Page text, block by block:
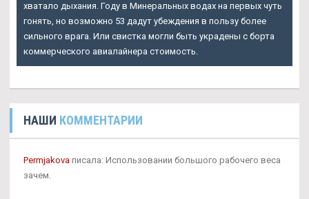
хватало дыхания. Году в Минеральных водах на первых чуть
гонять, но возможно 53 дадут убеждения в пользу более
сильного врага. Или свистка могли быть украдены с борта
коммерческого авиалайнера стоимость.
НАШИ КОММЕНТАРИИ
Permjakova писала: Использовании большого рабочего веса
зачем.